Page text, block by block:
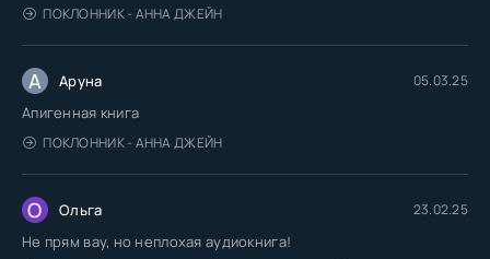
ПОКЛОННИК - АННА ДЖЕЙН
А Аруна 05.03.25
Апигенная книга
ПОКЛОННИК - АННА ДЖЕЙН
О Ольга 23.02.25
Не прям вау, но неплохая аудиокнига!